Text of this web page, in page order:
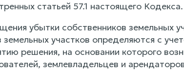
статьей 57.1 настоящего Кодекса.
убытки собственников земельных
участков определяются с
решения, на основании которого
землевладельцев и